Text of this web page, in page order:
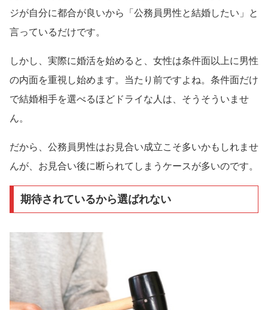
ジが自分に都合が良いから「公務員男性と結婚したい」と
言っているだけです。
しかし、実際に婚活を始めると、女性は条件面以上に男性
の内面を重視し始めます。当たり前ですよね。条件面だけ
で結婚相手を選べるほどドライな人は、そうそういませ
ん。
だから、公務員男性はお見合い成立こそ多いかもしれませ
んが、お見合い後に断られてしまうケースが多いのです。
期待されているから選ばれない